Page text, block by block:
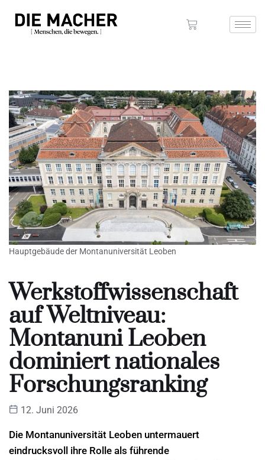
Hauptgebäude der Montanuniversität Leoben
Werkstoffwissenschaft
auf Weltniveau:
Montanuni Leoben
dominiert nationales
Forschungsranking
12. Juni 2026
Die Montanuniversität Leoben untermauert
eindrucksvoll ihre Rolle als führende